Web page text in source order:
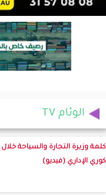
الوئام TV
كلمة وزيرة التجارة والسياحة خلال
كوري الإداري (فيديو)